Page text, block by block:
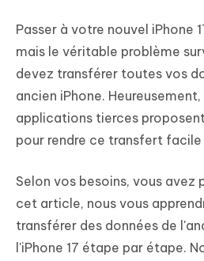
iAnyGo
Passer à votre nouvel iPhone
mais le véritable problème
devez transférer toutes vos
ancien iPhone.
applications tierces
pour rendre ce transfert
Selon vos besoins, vous avez
cet article, nous vous
transférer des données de
l'iPhone 17 étape par étape.